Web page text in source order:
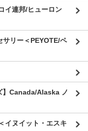
連邦/ヒューロン
サリー＜PEYOTE/ペ
Canada/Alaska ノ
ヌイット・エスキ